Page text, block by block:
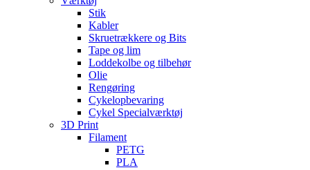
Stik
Kabler
Skruetrækkere og Bits
Tape og lim
Loddekolbe og tilbehør
Olie
Rengøring
Cykelopbevaring
Cykel Specialværktøj
3D Print
Filament
PETG
PLA